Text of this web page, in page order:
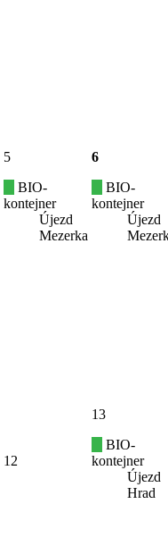
5
BIO-
kontejner
Újezd
Mezerka
6
BIO-
kontejner
Újezd
12
13
BIO-
kontejner
Újezd
Hrad